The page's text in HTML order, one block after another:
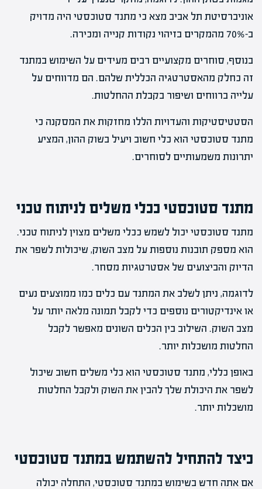
אוניברסיטת תל אביב מצא כי מתנד סטוכסטי היה מדויק
ב-70% מהמקרים בזיהוי נקודות קנייה ומכירה.
בנוסף, סוחרים מקצועיים רבים מעידים על השימוש במתנד
זה כחלק מהאסטרטגיה הכללית שלהם. הם מדווחים על
עלייה ברווחים ושיפור בקבלת ההחלטות.
הסטטיסטיקות והעדויות הללו מחזקות את המסקנה כי
מתנד סטוכסטי הוא כלי חשוב ויעיל בשוק ההון, המציע
יתרונות משמעותיים לסוחרים.
מתנד סטוכסטי ככלי משלים לניתוח טכני
מתנד סטוכסטי יכול לשמש ככלי משלים מצוין לניתוח טכני.
הוא מספק תובנות נוספות על מצב השוק, שיכולות לשפר את
הדיוק והביצועים של אסטרטגיות מסחר.
לדוגמה, ניתן לשלב את המתנד עם כלים כמו ממוצעים נעים
או אינדיקטורים נוספים כדי לקבל תמונה מלאה יותר על
מצב השוק. השילוב בין הכלים השונים מאפשר לקבל
החלטות מושכלות יותר.
באופן כללי, מתנד סטוכסטי הוא כלי משלים חשוב שיכול
לשפר את היכולת שלך להבין את השוק ולקבל החלטות
מושכלות יותר.
כיצד להתחיל להשתמש במתנד סטוכסטי
אם אתה חדש בשימוש במתנד סטוכסטי, התחלה יכולה